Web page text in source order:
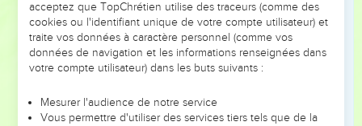
et il serra deux talents d'argent dans deux sacs, donna deux
habits de rechange, et les fit porter devant Guéhazi par deux
de ses serviteurs.
Arrivé à la colline, Guéhazi les prit de leurs mains et les
Puis il alla se présenter à son maître. Élisée lui dit : D'où
acceptez que TopChrétien utilise des traceurs (comme des
cookies ou l'identifiant unique de votre compte utilisateur) et
traite vos données à caractère personnel (comme vos
données de navigation et les informations renseignées dans
votre compte utilisateur) dans les buts suivants :
Mesurer l'audience de notre service
Vous permettre d'utiliser des services tiers tels que de la